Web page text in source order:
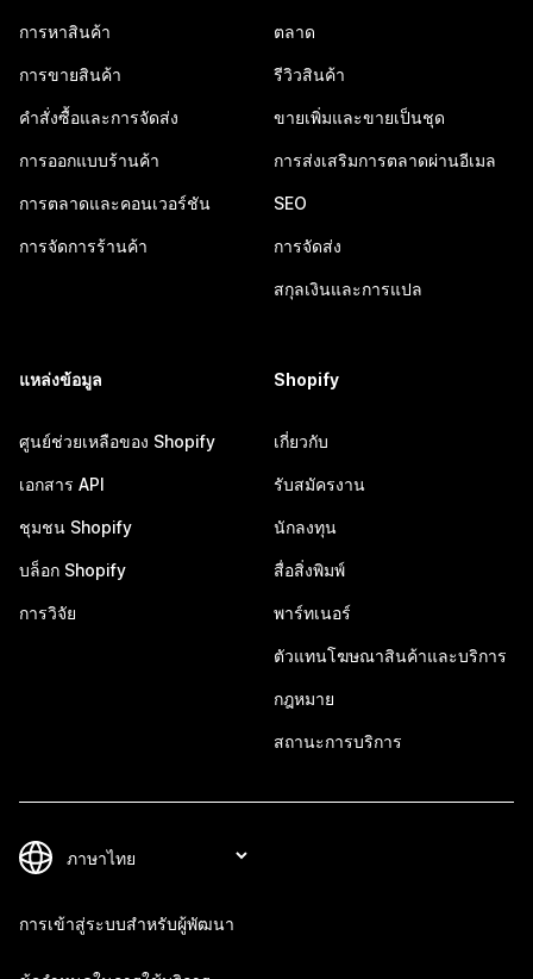
การหาสินค้า
การขายสินค้า
คำสั่งซื้อและการจัดส่ง
การออกแบบร้านค้า
การตลาดและคอนเวอร์ชัน
การจัดการร้านค้า
ตลาด
รีวิวสินค้า
ขายเพิ่มและขายเป็นชุด
การส่งเสริมการตลาดผ่านอีเมล
SEO
การจัดส่ง
สกุลเงินและการแปล
แหล่งข้อมูล
ศูนย์ช่วยเหลือของ Shopify
เอกสาร API
ชุมชน Shopify
บล็อก Shopify
การวิจัย
Shopify
เกี่ยวกับ
รับสมัครงาน
นักลงทุน
สื่อสิ่งพิมพ์
พาร์ทเนอร์
ตัวแทนโฆษณาสินค้าและบริการ
กฎหมาย
สถานะการบริการ
การเข้าสู่ระบบสำหรับผู้พัฒนา